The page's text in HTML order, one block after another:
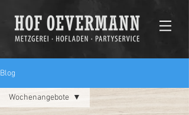
Blog
Wochenangebote